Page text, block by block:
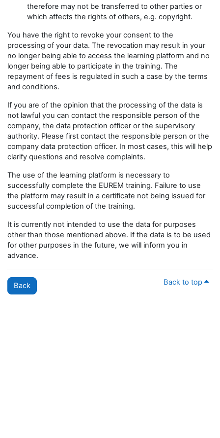
therefore may not be transferred to other parties or
which affects the rights of others, e.g. copyright.
You have the right to revoke your consent to the
processing of your data. The revocation may result in your
no longer being able to access the learning platform and no
longer being able to participate in the training. The
repayment of fees is regulated in such a case by the terms
and conditions.
If you are of the opinion that the processing of the data is
not lawful you can contact the responsible person of the
company, the data protection officer or the supervisory
authority. Please first contact the responsible person or the
company data protection officer. In most cases, this will help
clarify questions and resolve complaints.
The use of the learning platform is necessary to
successfully complete the EUREM training. Failure to use
the platform may result in a certificate not being issued for
successful completion of the training.
It is currently not intended to use the data for purposes
other than those mentioned above. If the data is to be used
for other purposes in the future, we will inform you in
advance.
Back Back to top